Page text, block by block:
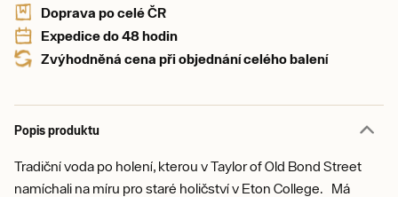
Doprava po celé ČR
Expedice do 48 hodin
Zvýhodněná cena při objednání celého balení
Popis produktu
Tradiční voda po holení, kterou v Taylor of Old Bond Street
namíchali na míru pro staré holičství v Eton College. Má